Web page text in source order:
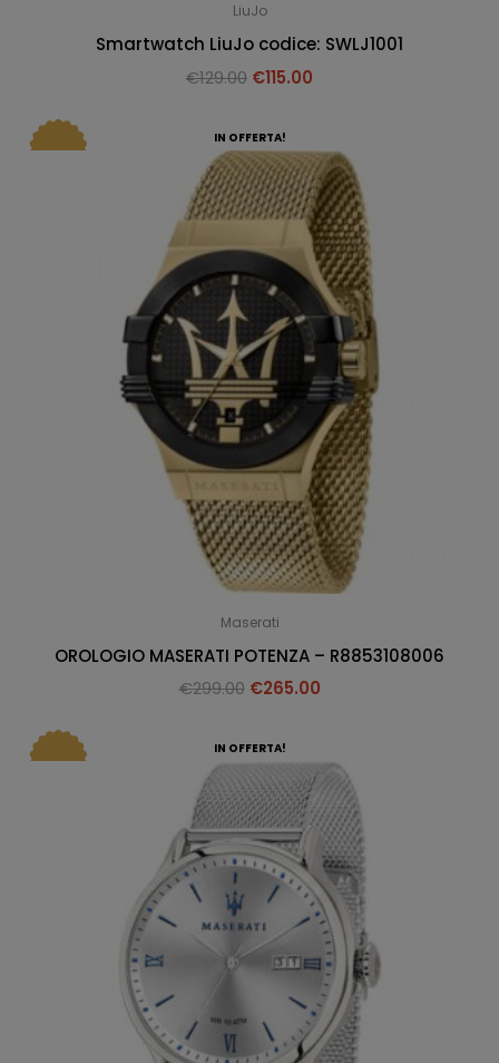
LiuJo
Smartwatch LiuJo codice: SWLJ1001
€129.00 €115.00
IN OFFERTA!
Maserati
OROLOGIO MASERATI POTENZA – R8853108006
€299.00 €265.00
IN OFFERTA!